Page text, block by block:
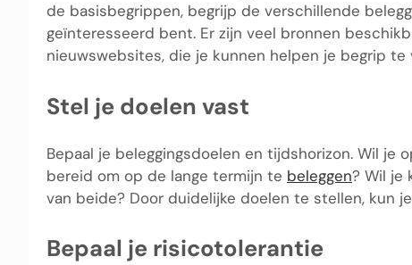
de basisbegrippen, begrijp de verschillende
geïnteresseerd bent. Er zijn veel bronnen
nieuwswebsites, die je kunnen helpen je begrip te
Stel je doelen vast
Bepaal je beleggingsdoelen en tijdshorizon. Wil
bereid om op de lange termijn te beleggen? Wil je
van beide? Door duidelijke doelen te stellen, kun
Bepaal je risicotolerantie